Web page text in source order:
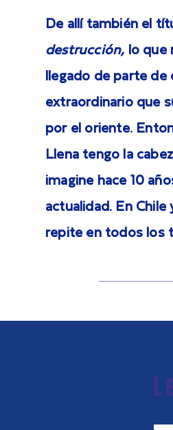
De allí también el
destrucción, lo que
llegado de parte
extraordinario que
por el oriente.
Llena tengo la
imagine hace 10
actualidad. En
repite en todos los